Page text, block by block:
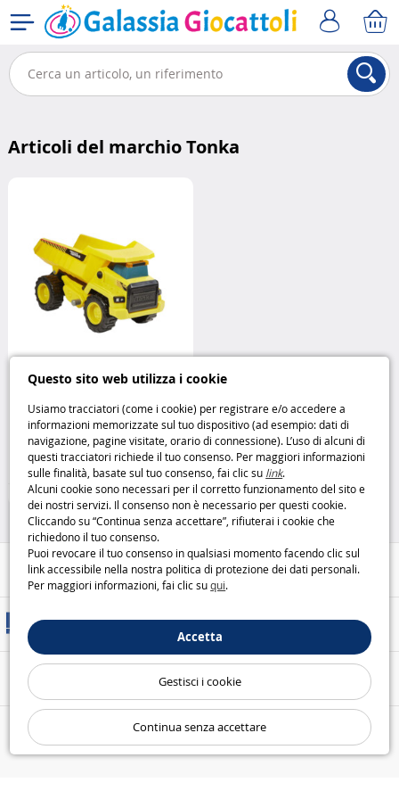
Questo sito web utilizza i cookie
Usiamo tracciatori (come i cookie) per registrare e/o accedere a
informazioni memorizzate sul tuo dispositivo (ad esempio: dati di
navigazione, pagine visitate, orario di connessione). L’uso di alcuni di
questi tracciatori richiede il tuo consenso. Per maggiori informazioni
sulle finalità, basate sul tuo consenso, fai clic su link.
Alcuni cookie sono necessari per il corretto funzionamento del sito e
dei nostri servizi. Il consenso non è necessario per questi cookie.
Cliccando su “Continua senza accettare”, rifiuterai i cookie che
richiedono il tuo consenso.
Puoi revocare il tuo consenso in qualsiasi momento facendo clic sul
link accessibile nella nostra politica di protezione dei dati personali.
Per maggiori informazioni, fai clic suqui.
Accetta
Gestisci i cookie
Continua senza accettare
Articoli del marchio Tonka
08045Tonka
19,95€
Veicoli e circuiti
Aiuto / Contatti
Metodi di consegna
Pagamento sicuro
Le nostre garanzie